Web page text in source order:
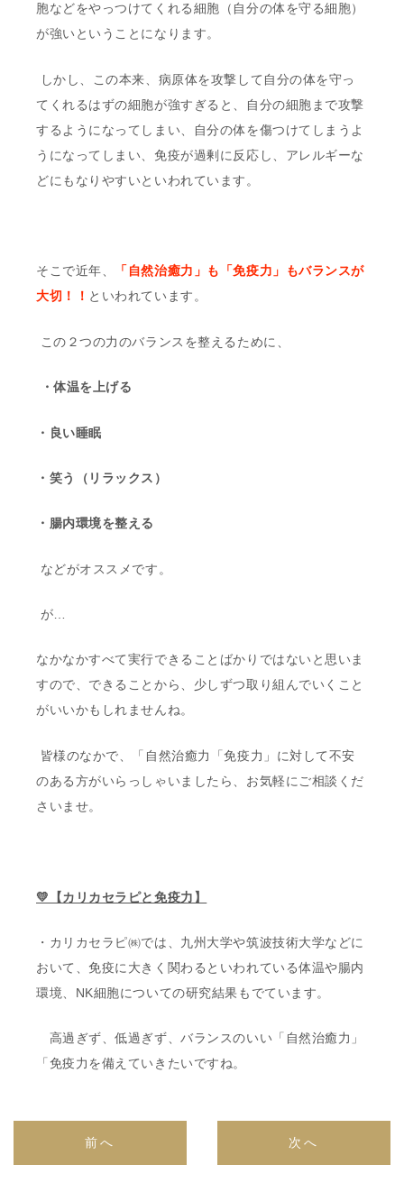
胞などをやっつけてくれる細胞（自分の体を守る細胞）
が強いということになります。
しかし、この本来、病原体を攻撃して自分の体を守っ
てくれるはずの細胞が強すぎると、自分の細胞まで攻撃
するようになってしまい、自分の体を傷つけてしまうよ
うになってしまい、免疫が過剰に反応し、アレルギーな
どにもなりやすいといわれています。
そこで近年、
「自然治癒力」も「免疫力」もバランスが
大切！！ といわれています。
この２つの力のバランスを整えるために、
・体温を上げる
・良い睡眠
・笑う（リラックス）
・腸内環境を整える
などがオススメです。
が…
なかなかすべて実行できることばかりではないと思いま
すので、できることから、少しずつ取り組んでいくこと
がいいかもしれませんね。
皆様のなかで、「自然治癒力「免疫力」に対して不安
のある方がいらっしゃいましたら、お気軽にご相談くだ
さいませ。
💛【カリカセラピと免疫力】
・カリカセラピ㈱では、九州大学や筑波技術大学などに
おいて、免疫に大きく関わるといわれている体温や腸内
環境、 NK細胞についての研究結果もでています。
高過ぎず、低過ぎず、バランスのいい「自然治癒力」
「免疫力を備えていきたいですね。
前へ 次へ